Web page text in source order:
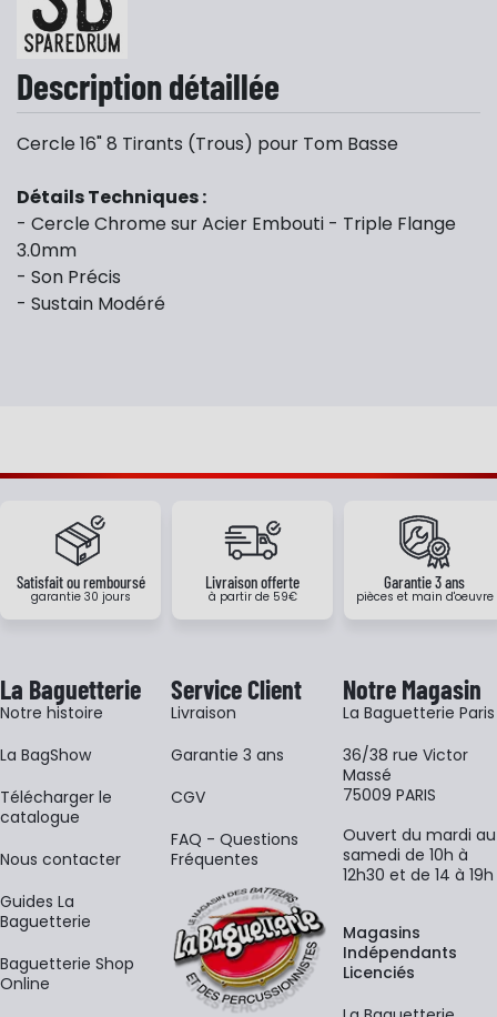
Description détaillée
Cercle 16" 8 Tirants (Trous) pour Tom Basse
Détails Techniques :
- Cercle Chrome sur Acier Embouti - Triple Flange
3.0mm
- Son Précis
- Sustain Modéré
Satisfait ou remboursé
garantie 30 jours
Livraison offerte
à partir de 59€
Garantie 3 ans
pièces et main d'oeuvre
La Baguetterie
Notre histoire
La BagShow
​Télécharger le
catalogue
Nous contacter
Guides La
Baguetterie
Baguetterie Shop
Online
Service Client
Livraison
Garantie 3 ans
CGV
FAQ - Questions
Fréquentes
Notre Magasin
La Baguetterie Paris
36/38 rue Victor
Massé
75009 PARIS
Ouvert du mardi au
samedi de 10h à
12h30 et de 14 à 19h
Magasins
Indépendants
Licenciés